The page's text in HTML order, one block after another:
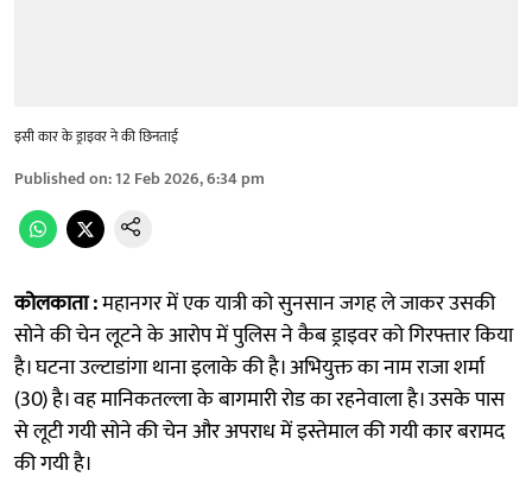
इसी कार के ड्राइवर ने की छिनताई
Published on:12 Feb 2026, 6:34 pm
कोलकाता :महानगर में एक यात्री को सुनसान जगह ले जाकर उसकी
सोने की चेन लूटने के आरोप में पुलिस ने कैब ड्राइवर को गिरफ्तार किया
है। घटना उल्टाडांगा थाना इलाके की है। अभियुक्त का नाम राजा शर्मा
(30) है। वह मानिकतल्ला के बागमारी रोड का रहनेवाला है। उसके पास
से लूटी गयी सोने की चेन और अपराध में इस्तेमाल की गयी कार बरामद
की गयी है।